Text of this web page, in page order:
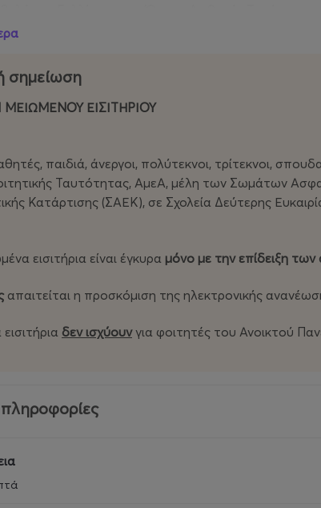
σημείωση
ΜΕΙΩΜΕΝΟΥ ΕΙΣΙΤΗΡΙΟΥ
παιδιά, άνεργοι, πολύτεκνοι, τρίτεκνοι,
Ταυτότητας, ΑμεΑ, μέλη των Σωμάτων
Κατάρτισης (ΣΑΕΚ), σε Σχολεία Δεύτερης
εισιτήρια είναι έγκυρα μόνο με την επίδειξη
απαιτείται η προσκόμιση της ηλεκτρονικής
δεν ισχύουνγια φοιτητές του Ανοικτού